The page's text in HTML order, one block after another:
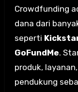
Crowdfunding
dana dari
seperti
GoFundMe.
produk,
pendukung